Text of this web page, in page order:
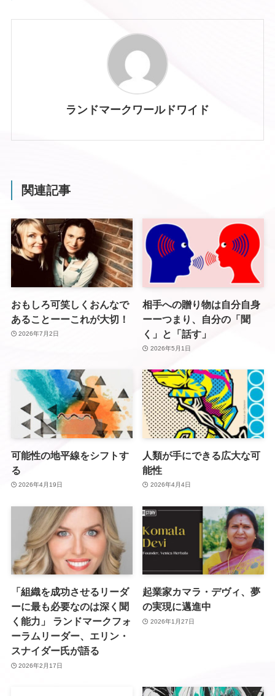
ランドマークワールドワイド
関連記事
おもしろ可笑しくおんなで
あることーーこれが大切！
2026年7月2日
相手への贈り物は自分自身
ーーつまり、自分の「聞
く」と「話す」
2026年5月1日
可能性の地平線をシフトす
る
2026年4月19日
人類が手にできる広大な可
能性
2026年4月4日
「組織を成功させるリーダ
ーに最も必要なのは深く聞
く能力」 ランドマークフォ
ーラムリーダー、エリン・
スナイダー氏が語る
2026年2月17日
起業家カマラ・デヴィ、夢
の実現に邁進中
2026年1月27日